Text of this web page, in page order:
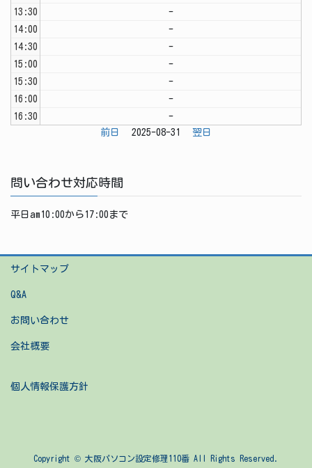
13:30
-
14:00
-
14:30
-
15:00
-
15:30
-
16:00
-
16:30
-
前日
2025-08-31 翌日
問い合わせ対応時間
平日am10:00から17:00まで
サイトマップ
Q&A
お問い合わせ
会社概要
個人情報保護方針
Copyright © 大阪パソコン設定修理110番 All Rights Reserved.